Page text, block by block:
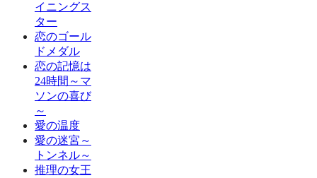
イニングス
ター
恋のゴール
ドメダル
恋の記憶は
24時間～マ
ソンの喜び
～
愛の温度
愛の迷宮～
トンネル～
推理の女王